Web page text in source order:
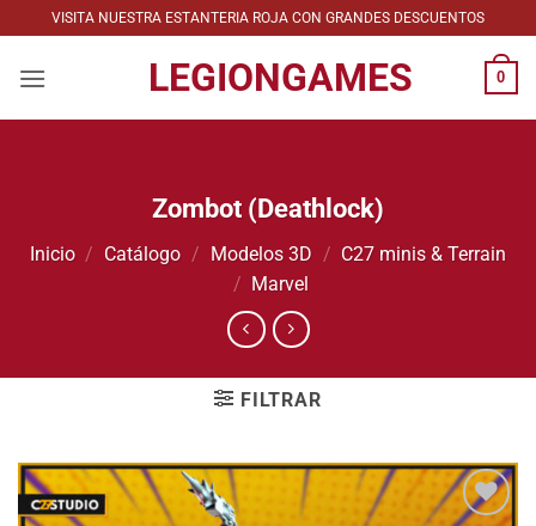
al
contenido
VISITA NUESTRA ESTANTERIA ROJA CON GRANDES DESCUENTOS
LEGIONGAMES 0
Zombot (Deathlock)
Inicio / Catálogo / Modelos 3D / C27 minis & Terrain
/ Marvel
FILTRAR